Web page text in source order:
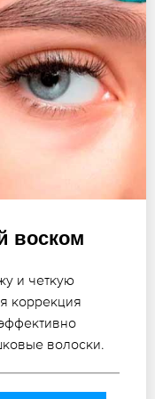
воском
и четкую
коррекция
волоски.